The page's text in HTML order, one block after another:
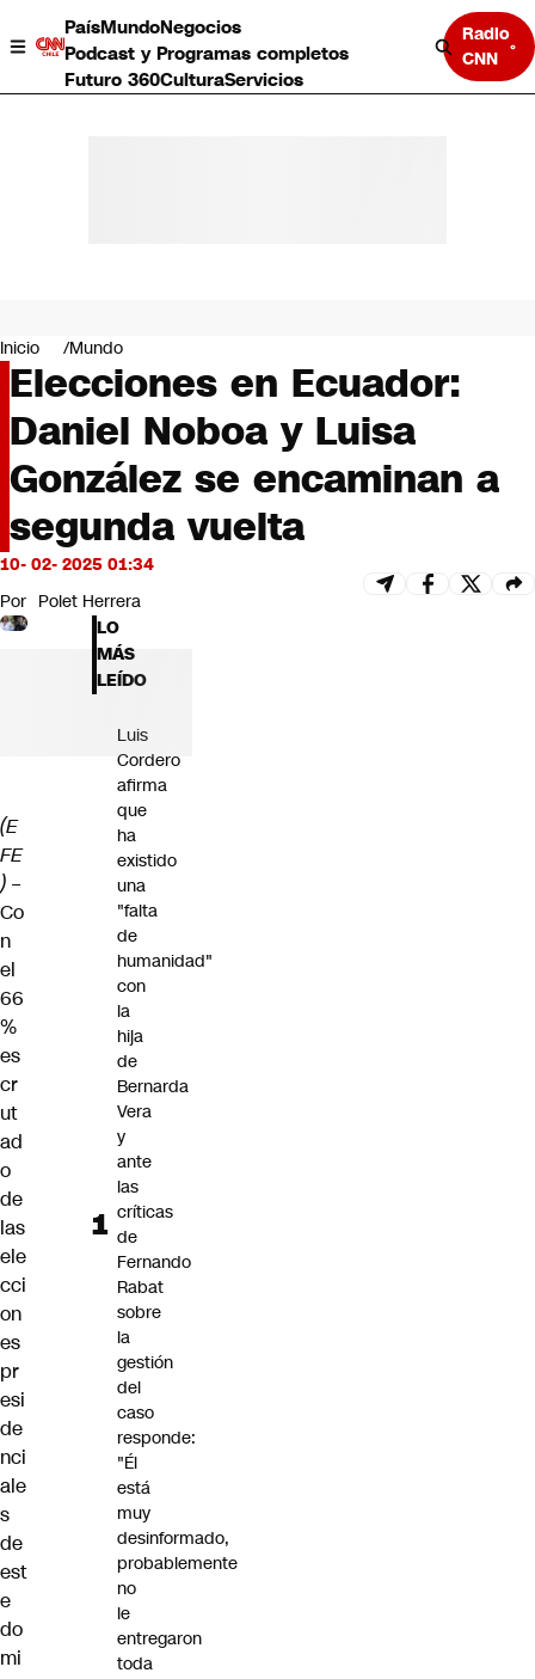
PaísMundoNegocios
Podcast y Programas completos
Futuro 360CulturaServicios
Radio
CNN
Negocios
Deportes
Programas completos
Cultura
Servicios
Bits
CNN tiempo
Futuro 360
Inicio Mundo
Elecciones en Ecuador:
Daniel Noboa y Luisa
González se encaminan a
segunda vuelta
10- 02- 2025 01:34
Por Polet Herrera
(E
FE
) –
Co
n
el
66
%
es
cr
ut
ad
o
de
las
ele
cci
on
es
pr
esi
de
nci
ale
s
de
est
e
do
mi
LO
MÁS
LEÍDO
Luis
Cordero
afirma
que
ha
existido
una
"falta
de
humanidad"
con
la
hija
de
Bernarda
Vera
y
ante
las
críticas
de
Fernando
Rabat
sobre
la
gestión
del
caso
responde:
"Él
está
muy
desinformado,
probablemente
no
le
entregaron
toda